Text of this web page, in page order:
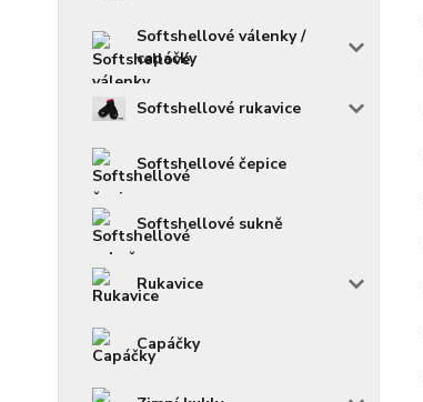
Softshellové válenky /
capáčky
Softshellové rukavice
Softshellové čepice
Softshellové sukně
Rukavice
Capáčky